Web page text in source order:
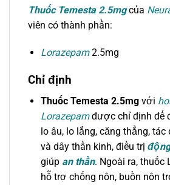
Thuốc Temesta 2.5mgcủa
viên có thành phần:
Lorazepam2.5mg
Chỉ định
Thuốc Temesta 2.5mgvới
Lorazepamđược chỉ định để
lo âu, lo lắng, căng thẳng, tác
và dây thần kinh, điều trị
giúp an thần. Ngoài ra, thuốc
hỗ trợ chống nôn, buồn nôn